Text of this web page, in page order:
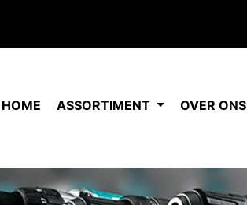
HOME ASSORTIMENT OVER ONS